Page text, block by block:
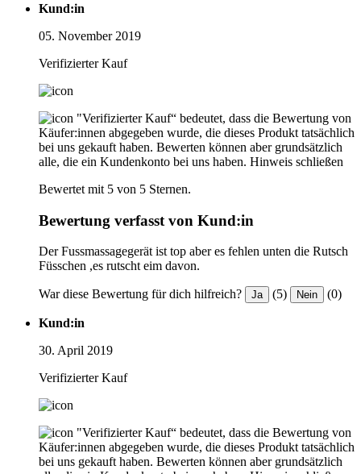
Kund:in
05. November 2019
Verifizierter Kauf
"Verifizierter Kauf“ bedeutet, dass die Bewertung von
Käufer:innen abgegeben wurde, die dieses Produkt tatsächlich
bei uns gekauft haben. Bewerten können aber grundsätzlich
alle, die ein Kundenkonto bei uns haben. Hinweis schließen
Bewertet mit 5 von 5 Sternen.
Bewertung verfasst von Kund:in
Der Fussmassagegerät ist top aber es fehlen unten die Rutsch
Füsschen ,es rutscht eim davon.
War diese Bewertung für dich hilfreich? Ja (5) Nein (0)
Kund:in
30. April 2019
Verifizierter Kauf
"Verifizierter Kauf“ bedeutet, dass die Bewertung von
Käufer:innen abgegeben wurde, die dieses Produkt tatsächlich
bei uns gekauft haben. Bewerten können aber grundsätzlich